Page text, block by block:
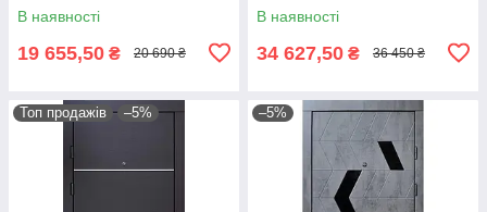
В наявності
19 655,50 ₴ 20 690 ₴
В наявності
34 627,50 ₴ 36 450 ₴
Топ продажів –5% –5%